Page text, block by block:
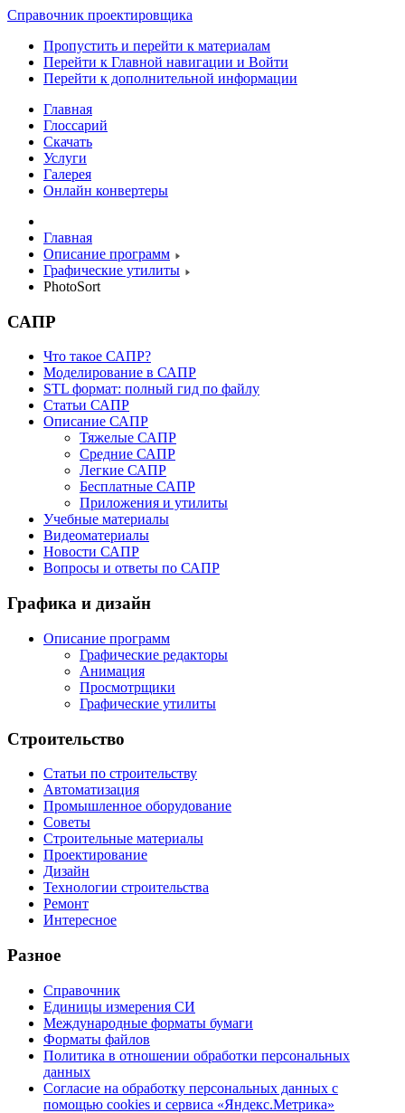
Справочник проектировщика
Пропустить и перейти к материалам
Перейти к Главной навигации и Войти
Перейти к дополнительной информации
Главная
Глоссарий
Скачать
Услуги
Галерея
Онлайн конвертеры
Главная
Описание программ
Графические утилиты
PhotoSort
САПР
Что такое САПР?
Моделирование в САПР
STL формат: полный гид по файлу
Статьи САПР
Описание САПР
Тяжелые САПР
Средние САПР
Легкие САПР
Бесплатные САПР
Приложения и утилиты
Учебные материалы
Видеоматериалы
Новости САПР
Вопросы и ответы по САПР
Графика и дизайн
Описание программ
Графические редакторы
Анимация
Просмотрщики
Графические утилиты
Строительство
Статьи по строительству
Автоматизация
Промышленное оборудование
Советы
Строительные материалы
Проектирование
Дизайн
Технологии строительства
Ремонт
Интересное
Разное
Справочник
Единицы измерения СИ
Международные форматы бумаги
Форматы файлов
Политика в отношении обработки персональных
данных
Согласие на обработку персональных данных с
помощью cookies и сервиса «Яндекс.Метрика»